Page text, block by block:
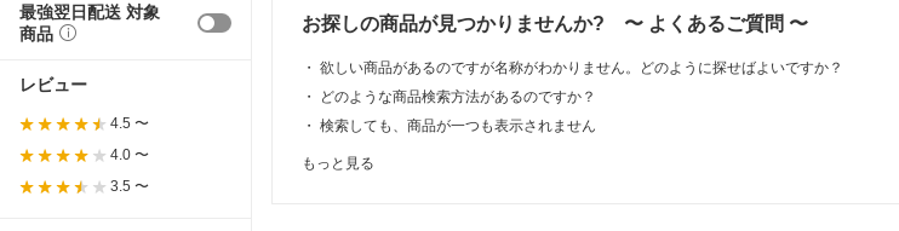
最強翌日配送 対象
商品
レビュー
4.5 〜
4.0 〜
3.5 〜
お探しの商品が見つかりませんか? 〜 よくあるご質問 〜
・ 欲しい商品があるのですが名称がわかりません。どのように探せばよいですか？
・
どのような商品検索方法があるのですか？
・ 検索しても、商品が一つも表示されません
もっと見る